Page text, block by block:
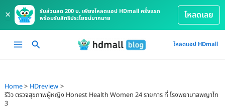
×
รับส่วนลด 200 บ. เพียงโหลดแอป HDmall ครั้งแรก
พร้อมรับสิทธิประโยชน์มากมาย
โหลดเลย
Main
โหลดแอป HDmall
Home
HDreview
รีวิว ตรวจสุขภาพผู้หญิง Honest Health Women 24 รายการ ที่ โรงพยาบาลพญาไท
3